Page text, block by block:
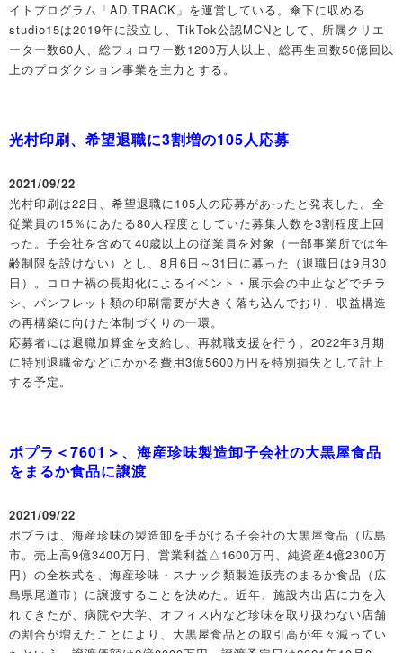
イトプログラム「AD.TRACK」を運営している。傘下に収める
studio15は2019年に設立し、TikTok公認MCNとして、所属クリエ
ーター数60人、総フォロワー数1200万人以上、総再生回数50億回以
上のプロダクション事業を主力とする。
光村印刷、希望退職に3割増の105人応募
2021/09/22
光村印刷は22日、希望退職に105人の応募があったと発表した。全
従業員の15％にあたる80人程度としていた募集人数を3割程度上回
った。子会社を含めて40歳以上の従業員を対象（一部事業所では年
齢制限を設けない）とし、8月6日～31日に募った（退職日は9月30
日）。コロナ禍の長期化によるイベント・展示会の中止などでチラ
シ、パンフレット類の印刷需要が大きく落ち込んでおり、収益構造
の再構築に向けた体制づくりの一環。
応募者には退職加算金を支給し、再就職支援を行う。2022年3月期
に特別退職金などにかかる費用3億5600万円を特別損失として計上
する予定。
ポプラ＜7601＞、海産珍味製造卸子会社の大黒屋食品
をまるか食品に譲渡
2021/09/22
ポプラは、海産珍味の製造卸を手がける子会社の大黒屋食品（広島
市。売上高9億3400万円、営業利益△1600万円、純資産4億2300万
円）の全株式を、海産珍味・スナック類製造販売のまるか食品（広
島県尾道市）に譲渡することを決めた。近年、施設内出店に力を入
れてきたが、病院や大学、オフィス内など珍味を取り扱わない店舗
の割合が増えたことにより、大黒屋食品との取引高が年々減ってい